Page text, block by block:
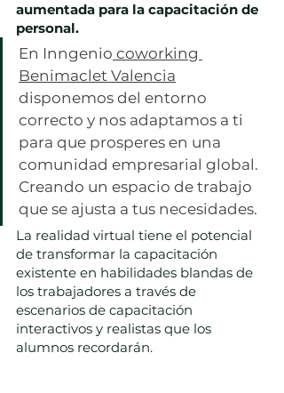
aumentada para la capacitación de
personal.
En Inngenio coworking
Benimaclet Valencia
disponemos del entorno
correcto y nos adaptamos a ti
para que prosperes en una
comunidad empresarial global.
Creando un espacio de trabajo
que se ajusta a tus necesidades.
La realidad virtual tiene el potencial
de transformar la capacitación
existente en habilidades blandas de
los trabajadores a través de
escenarios de capacitación
interactivos y realistas que los
alumnos recordarán.